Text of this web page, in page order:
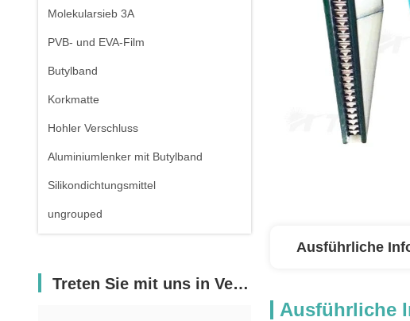
Molekularsieb 3A
PVB- und EVA-Film
Butylband
Korkmatte
Hohler Verschluss
Aluminiumlenker mit Butylband
Silikondichtungsmittel
ungrouped
Treten Sie mit uns in Verbindung
Ausführliche
Ausführliche